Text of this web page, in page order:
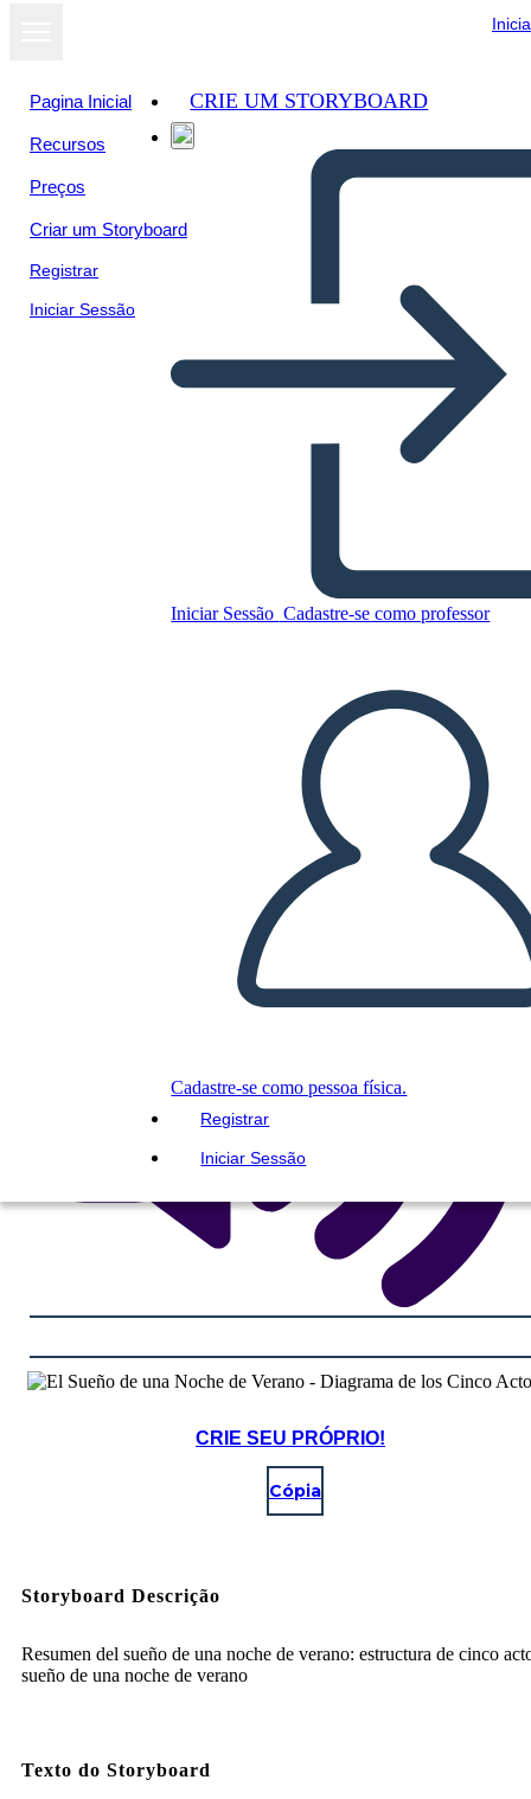
Pagina Inicial
Recursos
Preços
Criar um Storyboard
Registrar
Iniciar Sessão
CRIE UM STORYBOARD
Iniciar Sessão Cadastre-se como professor
Cadastre-se como pessoa física.
Registrar
Iniciar Sessão
Verano - Diagrama de los
Cinco Actos
CRIAR UM STORYBOARD
REPRODUZIR APRESENTAÇÃO DE SLIDES
LEIA PRA MIM
CRIE SEU PRÓPRIO!
Cópia
Storyboard Descrição
Resumen del sueño de una noche de verano: estructura de cinco
sueño de una noche de verano
Texto do Storyboard